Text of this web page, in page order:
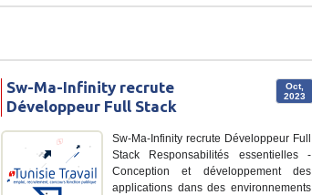
Oct,
2023
Sw-Ma-Infinity recrute
Développeur Full Stack
Sw-Ma-Infinity recrute Développeur Full
Stack Responsabilités essentielles -
Conception et développement des
applications dans des environnements